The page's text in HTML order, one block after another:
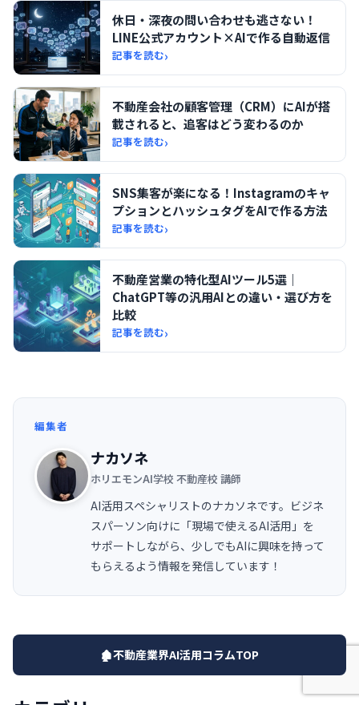
休日・深夜の問い合わせも逃さない！
LINE公式アカウント×AIで作る自動返信
記事を読む›
不動産会社の顧客管理（CRM）にAIが搭
載されると、追客はどう変わるのか
記事を読む›
SNS集客が楽になる！Instagramのキャ
プションとハッシュタグをAIで作る方法
記事を読む›
不動産営業の特化型AIツール5選｜
ChatGPT等の汎用AIとの違い・選び方を
比較
記事を読む›
編集者
ナカソネ
ホリエモンAI学校 不動産校 講師
AI活用スペシャリストのナカソネです。ビジネ
スパーソン向けに「現場で使えるAI活用」を
サポートしながら、少しでもAIに興味を持って
もらえるよう情報を発信しています！
🏚️不動産業界AI活用コラムTOP